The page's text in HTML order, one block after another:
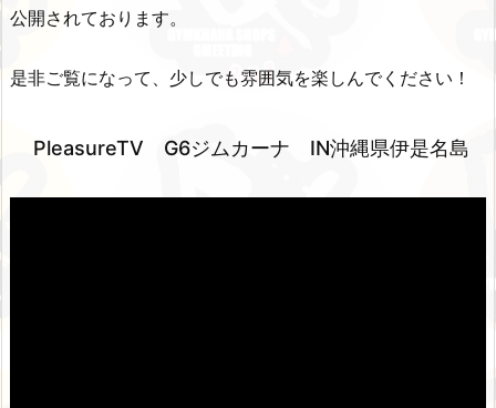
公開されております。
是非ご覧になって、少しでも雰囲気を楽しんでください！
PleasureTV G6ジムカーナ IN沖縄県伊是名島